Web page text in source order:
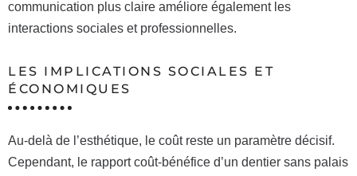
communication plus claire améliore également les
interactions sociales et professionnelles.
LES IMPLICATIONS SOCIALES ET
ÉCONOMIQUES
Au-delà de l’esthétique, le coût reste un paramètre décisif.
Cependant, le rapport coût-bénéfice d’un dentier sans palais